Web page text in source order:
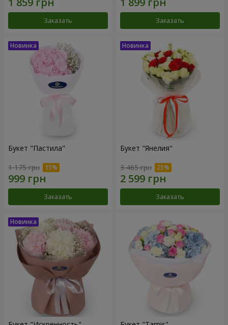
Заказать Заказать
Букет "Пастила"
1 175 грн
Заказать
Букет "Янелия"
3 465 грн
Заказать